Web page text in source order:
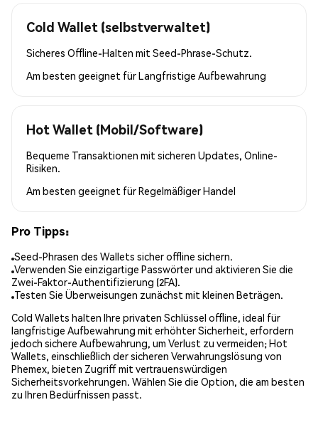
Cold Wallet (selbstverwaltet)
Sicheres Offline-Halten mit Seed-Phrase-Schutz.
Am besten geeignet fürLangfristige Aufbewahrung
Hot Wallet (Mobil/Software)
Bequeme Transaktionen mit sicheren Updates, Online-
Risiken.
Am besten geeignet fürRegelmäßiger Handel
Pro Tipps:
Seed-Phrasen des Wallets sicher offline sichern.
Verwenden Sie einzigartige Passwörter und aktivieren Sie die
Zwei-Faktor-Authentifizierung (2FA).
Testen Sie Überweisungen zunächst mit kleinen Beträgen.
Cold Wallets halten Ihre privaten Schlüssel offline, ideal für
langfristige Aufbewahrung mit erhöhter Sicherheit, erfordern
jedoch sichere Aufbewahrung, um Verlust zu vermeiden; Hot
Wallets, einschließlich der sicheren Verwahrungslösung von
Phemex, bieten Zugriff mit vertrauenswürdigen
Sicherheitsvorkehrungen. Wählen Sie die Option, die am besten
zu Ihren Bedürfnissen passt.